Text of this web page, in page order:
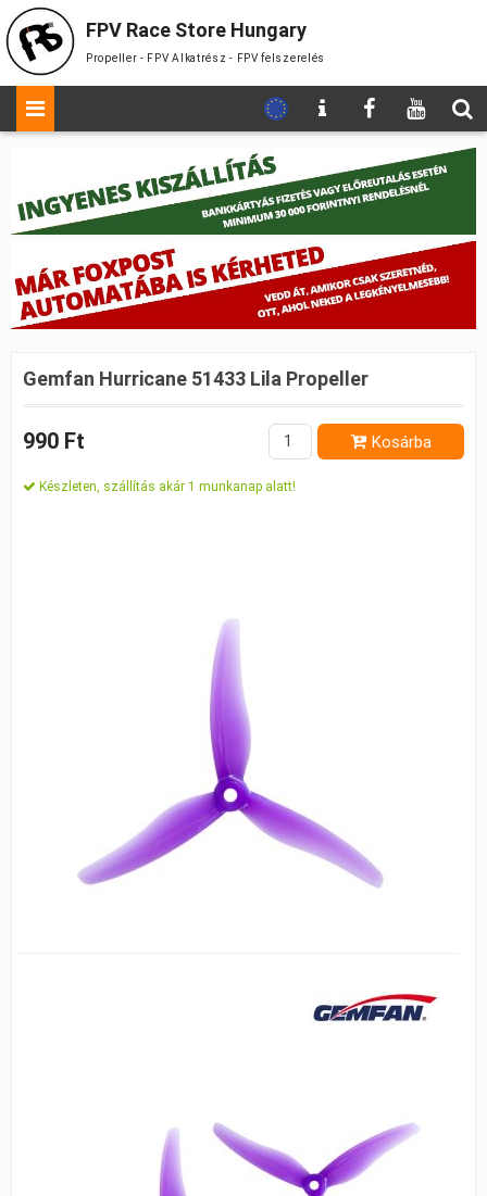
FPV Race Store Hungary
Propeller - FPV Alkatrész - FPV felszerelés
Gemfan Hurricane 51433 Lila Propeller
990 Ft Kosárba
Készleten, szállítás akár 1 munkanap alatt!